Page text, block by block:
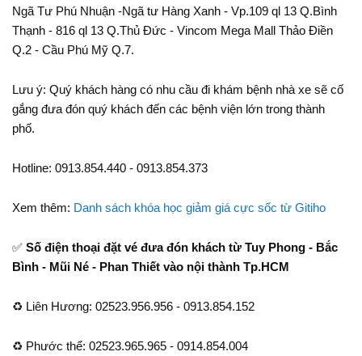
Ngã Tư Phú Nhuận -Ngã tư Hàng Xanh - Vp.109 ql 13 Q.Bình
Thạnh - 816 ql 13 Q.Thủ Đức - Vincom Mega Mall Thảo Điền
Q.2 - Cầu Phú Mỹ Q.7.
Lưu ý: Quý khách hàng có nhu cầu đi khám bệnh nhà xe sẽ cố
gắng đưa đón quý khách đến các bệnh viện lớn trong thành
phố.
Hotline: 0913.854.440 - 0913.854.373
Xem thêm: Danh sách khóa học giảm giá cực sốc từ Gitiho
✅ Số điện thoại đặt vé đưa đón khách từ Tuy Phong - Bắc
Bình - Mũi Né - Phan Thiết vào nội thành Tp.HCM
♻ Liên Hương: 02523.956.956 - 0913.854.152
♻ Phước thể: 02523.965.965 - 0914.854.004